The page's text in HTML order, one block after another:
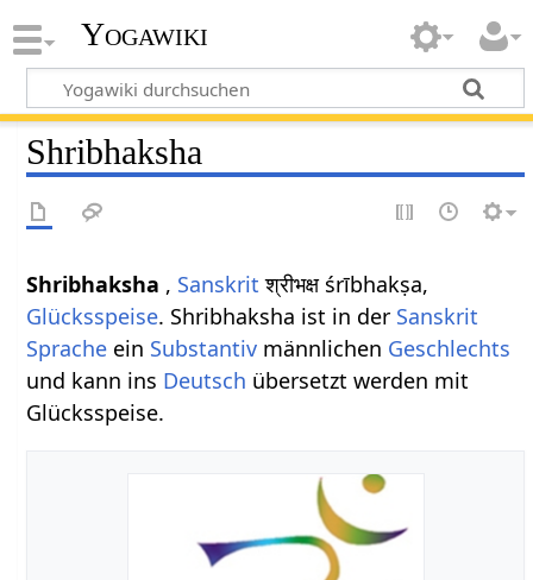
Yogawiki
Shribhaksha
Shribhaksha , Sanskrit श्रीभक्ष śrībhakṣa,
Glücksspeise. Shribhaksha ist in der Sanskrit
Sprache ein Substantiv männlichen Geschlechts
und kann ins Deutsch übersetzt werden mit
Glücksspeise.